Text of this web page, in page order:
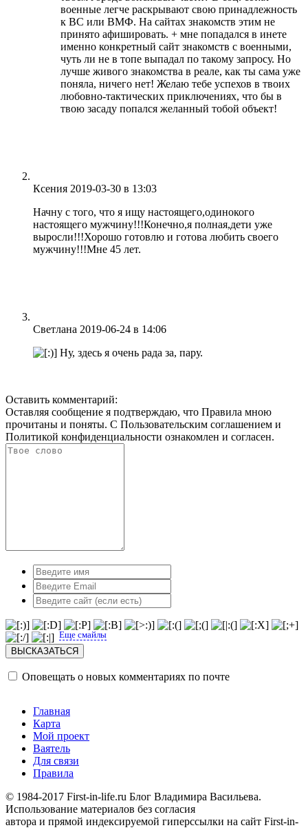
военные легче раскрывают свою принадлежность
к ВС или ВМФ. На сайтах знакомств этим не
принято афишировать. + мне попадался в инете
именно конкретный сайт знакомств с военными,
чуть ли не в топе выпадал по такому запросу. Но
лучше живого знакомства в реале, как ты сама уже
поняла, ничего нет! Желаю тебе успехов в твоих
любовно-тактических приключениях, что бы в
твою засаду попался желанный тобой объект!
Ксения 2019-03-30 в 13:03
Начну с того, что я ищу настоящего,одинокого
настоящего мужчину!!!Конечно,я полная,дети уже
выросли!!!Хорошо готовлю и готова любить своего
мужчину!!!Мне 45 лет.
Светлана 2019-06-24 в 14:06
Ну, здесь я очень рада за, пару.
Оставить комментарий:
Оставляя сообщение я подтверждаю, что Правила мною
прочитаны и поняты. С Пользовательским соглашением и
Политикой конфиденциальности ознакомлен и согласен.
Еще смайлы
Оповещать о новых комментариях по почте
Главная
Карта
Мой проект
Ваятель
Для связи
Правила
© 1984-2017 First-in-life.ru Блог Владимира Васильева.
Использование материалов без согласия
автора и прямой индексируемой гиперссылки на сайт First-in-